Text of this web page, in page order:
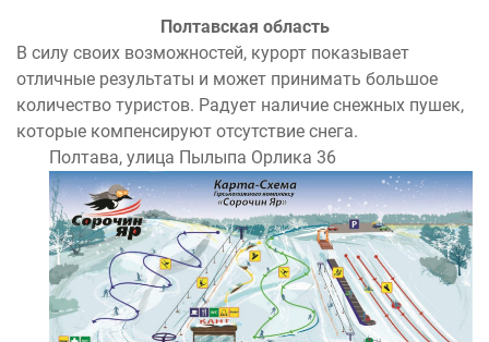
Полтавская область
В силу своих возможностей, курорт показывает
отличные результаты и может принимать большое
количество туристов. Радует наличие снежных пушек,
которые компенсируют отсутствие снега.
Полтава, улица Пылыпа Орлика 36